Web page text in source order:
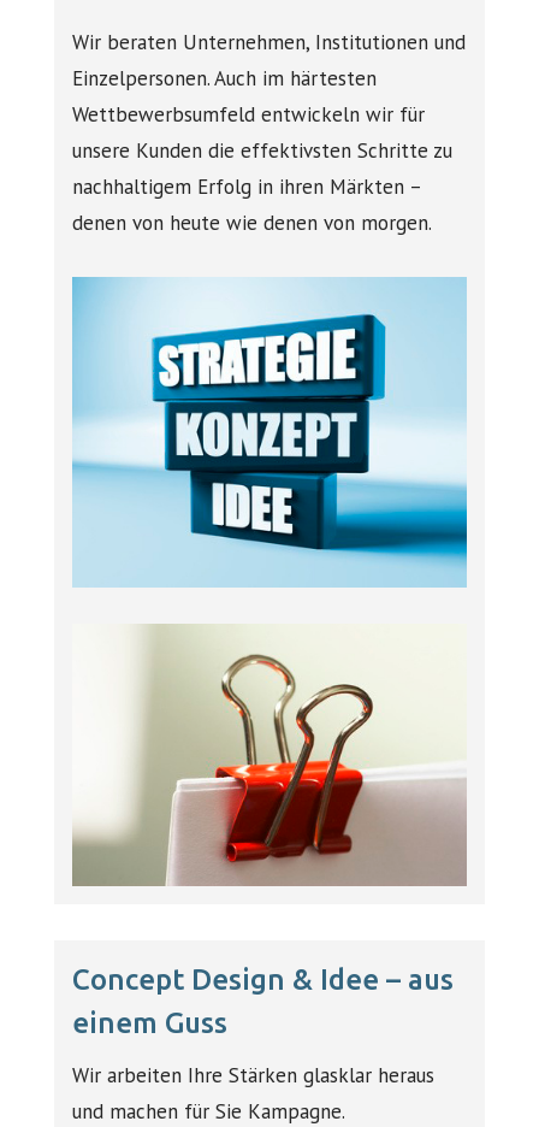
Wir beraten Unternehmen, Institutionen und
Einzelpersonen. Auch im härtesten
Wettbewerbsumfeld entwickeln wir für
unsere Kunden die effektivsten Schritte zu
nachhaltigem Erfolg in ihren Märkten –
denen von heute wie denen von morgen.
Concept Design & Idee – aus
einem Guss
Wir arbeiten Ihre Stärken glasklar heraus
und machen für Sie Kampagne.